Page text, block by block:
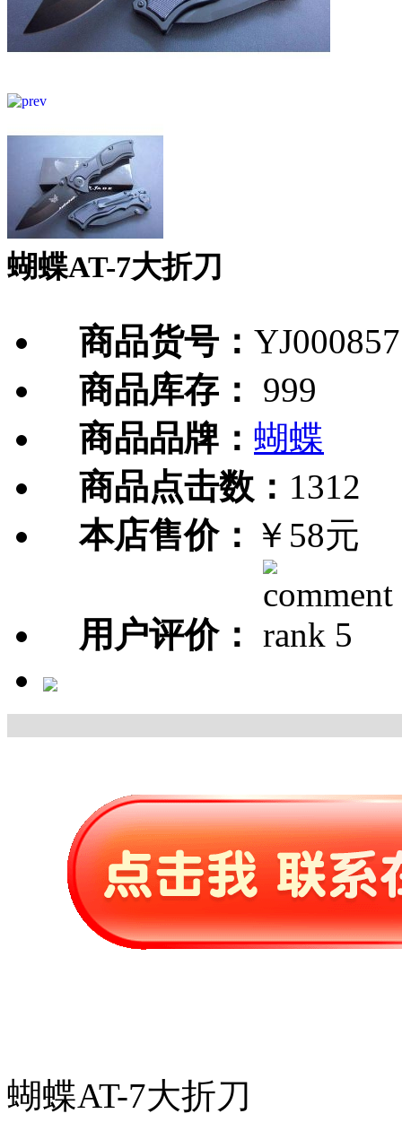
蝴蝶AT-7大折刀
商品货号： YJ000857
商品库存：
999
商品品牌： 蝴蝶
商品点击数： 1312
本店售价： ￥58元
用户评价：
蝴蝶AT-7大折刀